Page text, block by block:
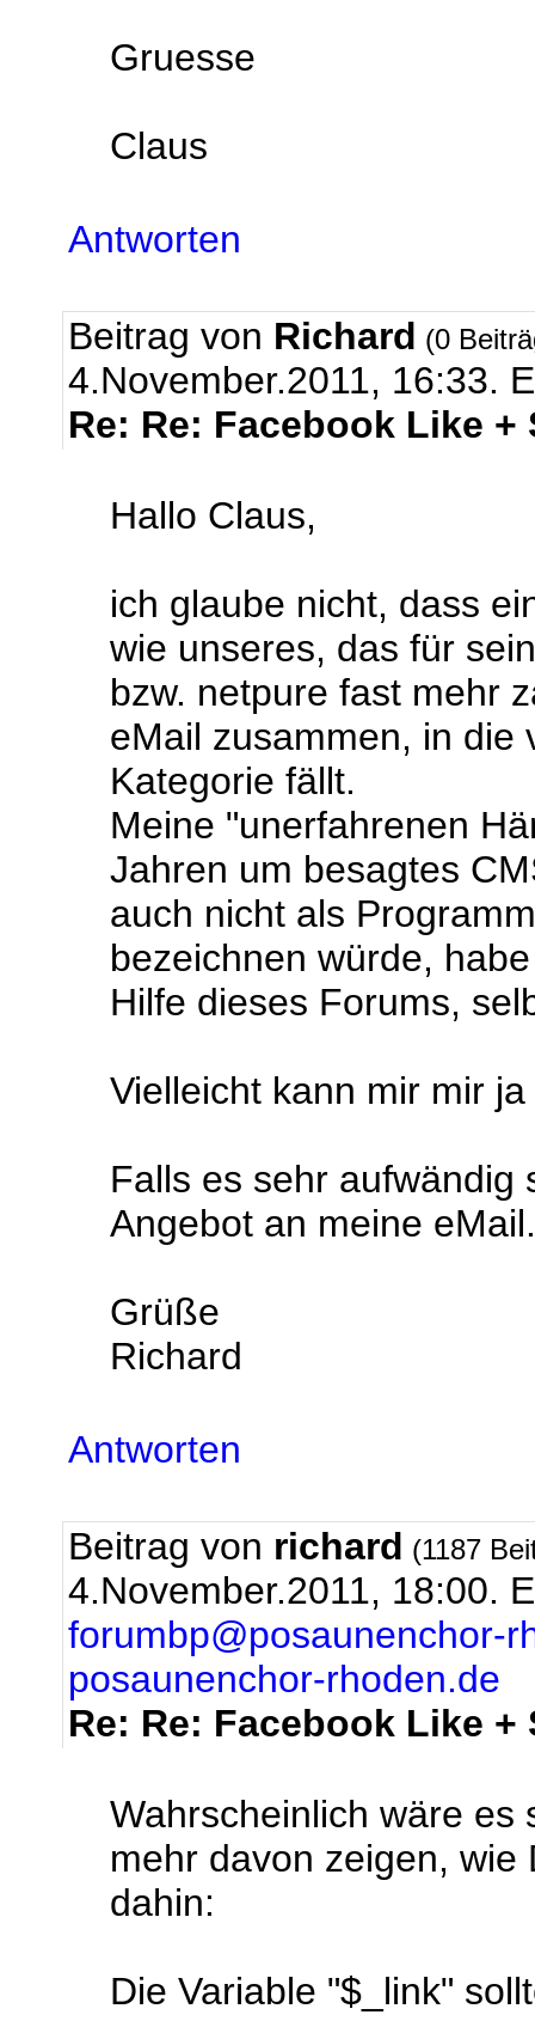
Gruesse
Claus
Antworten
Beitrag von Richard (0
4.November.2011, 16:33.
Re: Re: Facebook Like
Hallo Claus,
ich glaube nicht, dass
wie unseres, das für
bzw. netpure fast mehr
eMail zusammen, in die
Kategorie fällt.
Meine "unerfahrenen
Jahren um besagtes
auch nicht als
bezeichnen würde,
Hilfe dieses Forums,
Vielleicht kann mir mir
Falls es sehr aufwändig
Angebot an meine eMail.
Grüße
Richard
Antworten
Beitrag von richard (1187
4.November.2011, 18:00.
forumbp@posaunenchor-
posaunenchor-rhoden.de
Re: Re: Facebook Like
Wahrscheinlich wäre es
mehr davon zeigen,
dahin:
Die Variable "$_link"